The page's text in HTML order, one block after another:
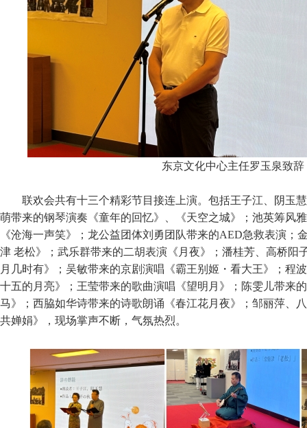
东京文化中心主任罗玉泉致辞
联欢会共有十三个精彩节目接连上演。包括王子江、阴玉
萌带来的钢琴演奏《童年的回忆》、《天空之城》；池英筹风
《沧海一声笑》；龙公益团体刘勇团队带来的AED急救表演；
津 老松》；武乐群带来的二胡表演《月夜》；潘桂芳、高桥阳
月几时有》；吴敏带来的京剧演唱《霸王别姬・看大王》；程
十五的月亮》；王莹带来的歌曲演唱《望明月》；陈雯儿带来
马》；西脇如华诗带来的诗歌朗诵《春江花月夜》；邹丽萍、
共婵娟》，现场掌声不断，气氛热烈。